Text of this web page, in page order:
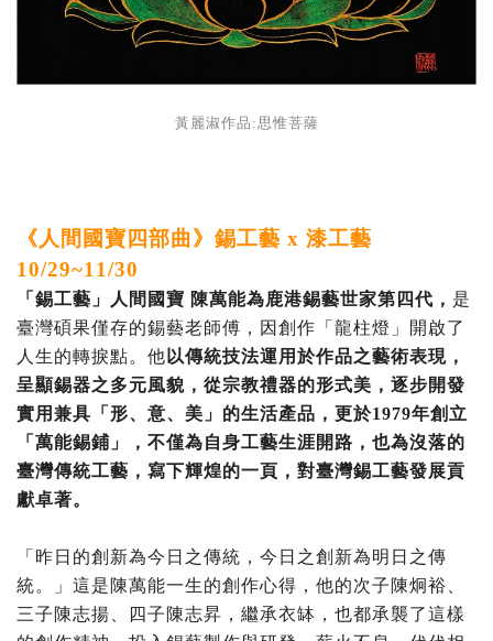
黃麗淑作品:思惟菩薩
《人間國寶四部曲》錫工藝 x 漆工藝
10/29~11/30
「錫工藝」人間國寶 陳萬能為鹿港錫藝世家第四代， 是
臺灣碩果僅存的錫藝老師傅，因創作「龍柱燈」開啟了
人生的轉捩點。他 以傳統技法運用於作品之藝術表現，
呈顯錫器之多元風貌，從宗教禮器的形式美，逐步開發
實用兼具「形、意、美」的生活產品，更於1979年創立
「萬能錫鋪」，不僅為自身工藝生涯開路，也為沒落的
臺灣傳統工藝，寫下輝煌的一頁，對臺灣錫工藝發展貢
獻卓著。
「昨日的創新為今日之傳統，今日之創新為明日之傳
統。」這是陳萬能一生的創作心得，他的次子陳炯裕、
三子陳志揚、四子陳志昇，繼承衣缽，也都承襲了這樣